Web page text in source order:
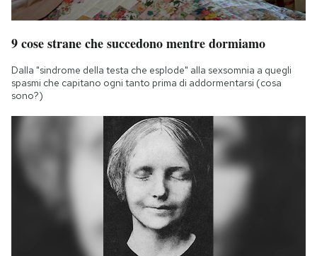
9 cose strane che succedono mentre dormiamo
Dalla "sindrome della testa che esplode" alla sexsomnia a quegli
spasmi che capitano ogni tanto prima di addormentarsi (cosa
sono?)